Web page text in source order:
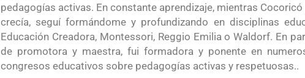
pedagogías activas. En constante aprendizaje, mientras
crecía, seguí formándome y profundizando en disciplinas
Educación Creadora, Montessori, Reggio Emilia o Waldorf. En
de promotora y maestra, fui formadora y ponente en
congresos educativos sobre pedagogías activas y respetuosas..